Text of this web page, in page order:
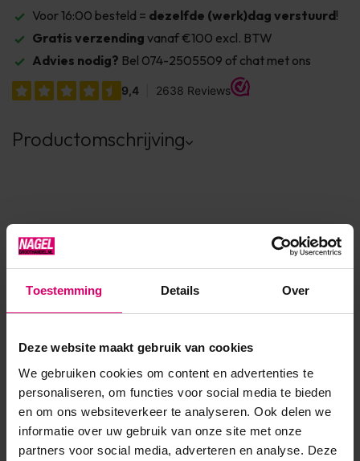
Toestemming Details Over
Deze website maakt gebruik van cookies
We gebruiken cookies om content en advertenties te
personaliseren, om functies voor social media te bieden
en om ons websiteverkeer te analyseren. Ook delen we
informatie over uw gebruik van onze site met onze
partners voor social media, adverteren en analyse. Deze
Voor 16:00 besteld = dezelfde (werk)dag verstuurd!
Gratis verzending vanaf €100 excl. BTW
Advies nodig? Bel 074-2505509 of chat met ons
Productomschrijving
Product specificaties
Artikelnummer 40000
SKU 563347